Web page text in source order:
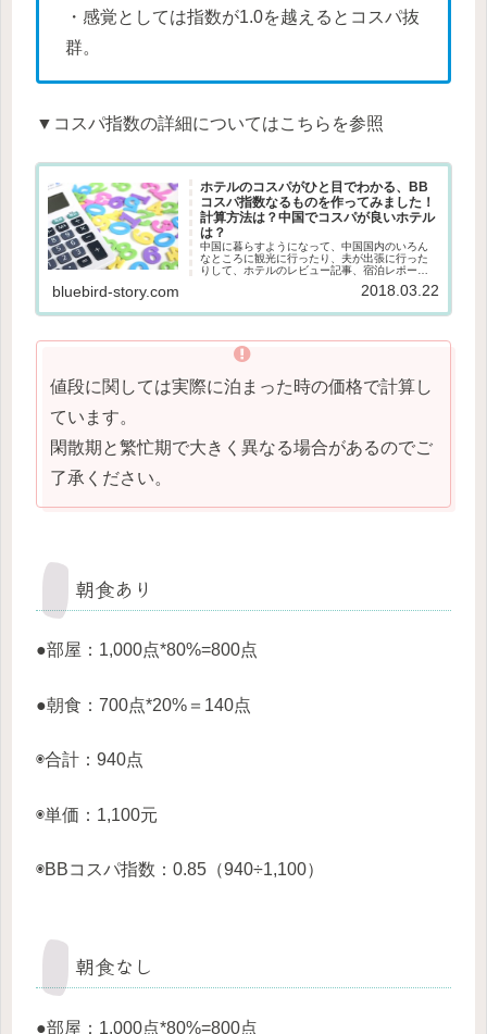
・感覚としては指数が1.0を越えるとコスパ抜
群。
▼ コスパ指数の詳細についてはこちらを参照
ホテルのコスパがひと目でわかる、BB
コスパ指数なるものを作ってみました！
計算方法は？中国でコスパが良いホテル
は？
中国に暮らすようになって、中国国内のいろん
なところに観光に行ったり、夫が出張に行った
りして、ホテルのレビュー記事、宿泊レポート
思うところしか記事にしていないのもあって、
bluebird-story.com 2018.03.22
値段に関しては実際に泊まった時の価格で計算し
ています。
閑散期と繁忙期で大きく異なる場合があるのでご
了承ください。
朝食あり
●部屋：1,000点*80%=800点
●朝食：700点*20%＝140点
◉合計：940点
◉単価：1,100元
◉BBコスパ指数：0.85（940÷1,100）
朝食なし
●部屋：1,000点*80%=800点